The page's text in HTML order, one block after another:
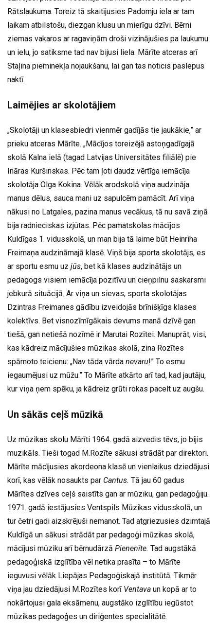
Rātslaukuma. Toreiz tā skaitījusies Padomju iela ar tam
laikam atbilstošu, diezgan klusu un mierīgu dzīvi. Bērni
ziemas vakaros ar ragaviņām droši vizinājušies pa laukumu
un ielu, jo satiksme tad nav bijusi liela. Mārīte atceras arī
Staļina pieminekļa nojaukšanu, lai gan tas noticis paslepus
naktī.
Laimējies ar skolotājiem
„Skolotāji un klasesbiedri vienmēr gadījās tie jaukākie,” ar
prieku atceras Mārīte. „Mācījos toreizējā astoņgadīgajā
skolā Kalna ielā (tagad Latvijas Universitātes filiālē) pie
Ināras Kuršinskas. Pēc tam ļoti daudz vērtīga iemācīja
skolotāja Olga Kokina. Vēlāk arodskolā viņa audzināja
manus dēlus, sauca mani uz sapulcēm pamācīt. Arī viņa
nākusi no Latgales, pazina manus vecākus, tā nu savā ziņā
bija radnieciskas izjūtas. Pēc pamatskolas mācījos
Kuldīgas 1. vidusskolā, un man bija tā laime būt Heinriha
Freimaņa audzināmajā klasē. Viņš bija sporta skolotājs, es
ar sportu esmu uz jūs, bet kā klases audzinātājs un
pedagogs visiem iemācīja pozitīvu un cieņpilnu saskarsmi
jebkurā situācijā. Ar viņa un sievas, sporta skolotājas
Dzintras Freimanes gādību izveidojās brīnišķīgs klases
kolektīvs. Bet visnozīmīgākais devums manā dzīvē gan
tiešā, gan netiešā nozīmē ir Marutai Rozītei. Manuprāt, visi,
kas kādreiz mācījušies mūzikas skolā, zina Rozītes
spārnoto teicienu: „Nav tāda vārda nevaru!” To esmu
iegaumējusi uz mūžu.” To Mārīte atkārto arī tad, kad jautāju,
kur viņa ņem spēku, ja kādreiz grūti rokas pacelt uz augšu.
Un sākās ceļš mūzikā
Uz mūzikas skolu Mārīti 1964. gadā aizvedis tēvs, jo bijis
muzikāls. Tieši togad M.Rozīte sākusi strādāt par direktori.
Mārīte mācījusies akordeona klasē un vienlaikus dziedājusi
korī, kas vēlāk nosaukts par Cantus. Tā jau 60 gadus
Mārītes dzīves ceļš saistīts gan ar mūziku, gan pedagoģiju.
1971. gadā iestājusies Ventspils Mūzikas vidusskolā, un
tur četri gadi aizskrējuši nemanot. Tad atgriezusies dzimtajā
Kuldīgā un sākusi strādāt par pedagoģi mūzikas skolā,
mācījusi mūziku arī bērnudārzā Pienenīte. Tad augstākā
pedagoģiskā izglītība vēl netika prasīta – to Mārīte
ieguvusi vēlāk Liepājas Pedagoģiskajā institūtā. Tikmēr
viņa jau dziedājusi M.Rozītes korī Ventava un kopā ar to
nokārtojusi gala eksāmenu, augstāko izglītību iegūstot
mūzikas pedagoģes un diriģentes specialitātē.